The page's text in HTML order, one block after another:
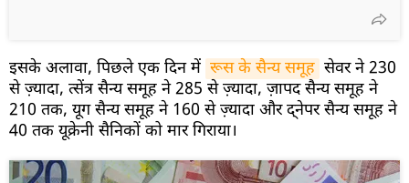
इसके अलावा, पिछले एक दिन में रूस के सैन्य समूह सेवर ने 230
से ज़्यादा, त्सेंत्र सैन्य समूह ने 285 से ज़्यादा, ज़ापद सैन्य समूह ने
210 तक, यूग सैन्य समूह ने 160 से ज़्यादा और द्नेपर सैन्य समूह ने
40 तक यूक्रेनी सैनिकों को मार गिराया।